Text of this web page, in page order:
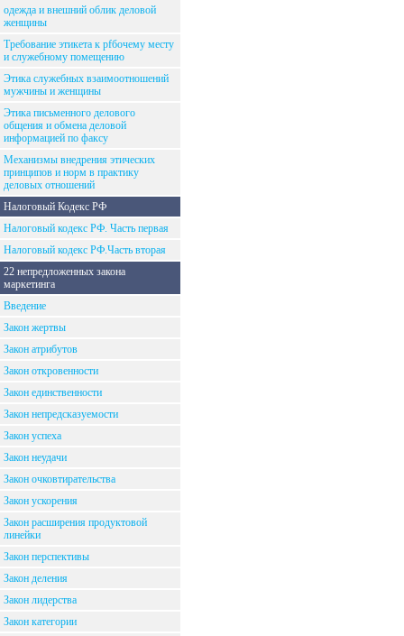
одежда и внешний облик деловой
женщины
Требование этикета к рfбочему месту
и служебному помещению
Этика служебных взаимоотношений
мужчины и женщины
Этика письменного делового
общения и обмена деловой
информацией по факсу
Механизмы внедрения этических
принципов и норм в практику
деловых отношений
Налоговый Кодекс РФ
Налоговый кодекс РФ. Часть первая
Налоговый кодекс РФ.Часть вторая
22 непредложенных закона
маркетинга
Введение
Закон жертвы
Закон атрибутов
Закон откровенности
Закон единственности
Закон непредсказуемости
Закон успеха
Закон неудачи
Закон очковтирательства
Закон ускорения
Закон расширения продуктовой
линейки
Закон перспективы
Закон деления
Закон лидерства
Закон категории